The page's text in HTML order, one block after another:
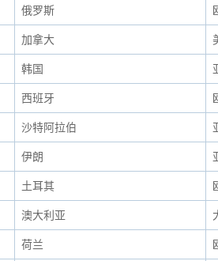
俄罗斯
加拿大
韩国
西班牙
沙特阿拉伯
伊朗
土耳其
澳大利亚
荷兰